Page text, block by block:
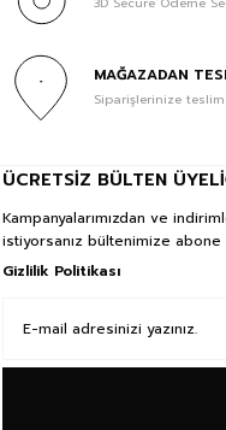
MAĞAZADAN
Siparişlerinize
ÜCRETSİZ BÜLTEN
Kampanyalarımızdan ve
istiyorsanız bültenimize
Gizlilik Politikası